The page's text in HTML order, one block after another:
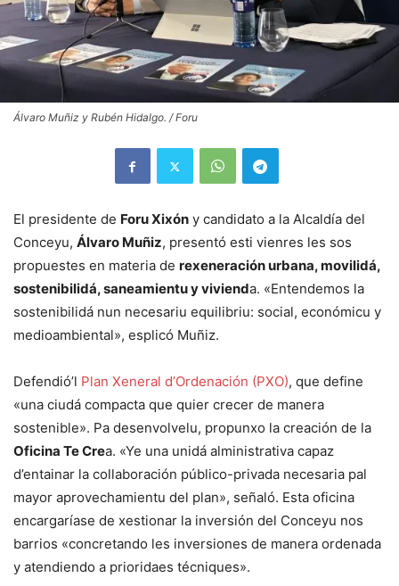
Álvaro Muñiz y Rubén Hidalgo. / Foru
El presidente de Foru Xixón y candidato a la Alcaldía del
Conceyu, Álvaro Muñiz, presentó esti vienres les sos
propuestes en materia de rexeneración urbana, movilidá,
sostenibilidá, saneamientu y vivienda. «Entendemos la
sostenibilidá nun necesariu equilibriu: social, económicu y
medioambiental», esplicó Muñiz.
Defendió’l Plan Xeneral d’Ordenación (PXO), que define
«una ciudá compacta que quier crecer de manera
sostenible». Pa desenvolvelu, propunxo la creación de la
Oficina Te Crea. «Ye una unidá alministrativa capaz
d’entainar la collaboración público-privada necesaria pal
mayor aprovechamientu del plan», señaló. Esta oficina
encargaríase de xestionar la inversión del Conceyu nos
barrios «concretando les inversiones de manera ordenada
y atendiendo a prioridaes técniques».